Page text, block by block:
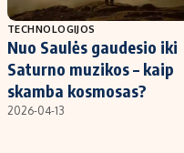
TECHNOLOGIJOS
Nuo Saulės gaudesio iki
Saturno muzikos – kaip
skamba kosmosas?
2026-04-13